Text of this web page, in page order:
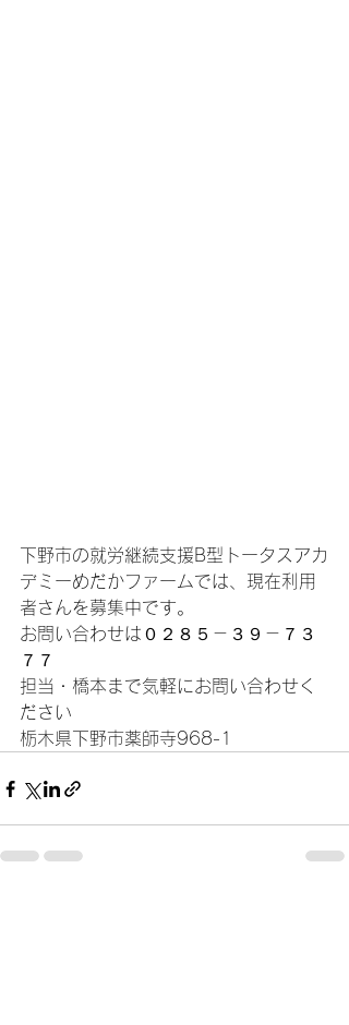
下野市の就労継続支援B型トータスアカ
デミーめだかファームでは、現在利用
者さんを募集中です。
お問い合わせは０２８５－３９－７３
７７
担当・橋本まで気軽にお問い合わせく
ださい
栃木県下野市薬師寺968-1